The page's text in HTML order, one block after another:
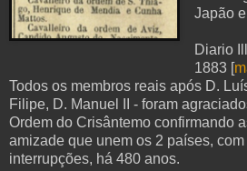
Japão
Diario
1883 [
Todos os membros reais após D.
Filipe, D. Manuel II - foram
Ordem do Crisântemo confirmando
amizade que unem os 2 países,
interrupções, há 480 anos.